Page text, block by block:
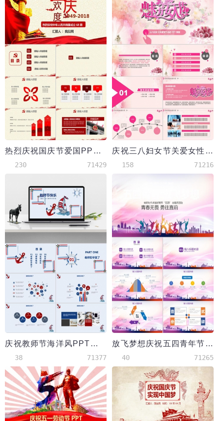
热烈庆祝国庆节爱国PPT模板
230 71429
庆祝三八妇女节关爱女性动态PPT模板
158 71216
庆祝教师节海洋风PPT模板
38 71377
放飞梦想庆祝五四青年节PPT模板
40 71265